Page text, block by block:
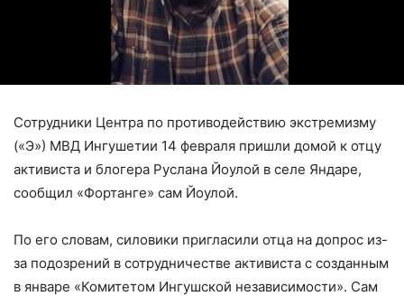
Сотрудники Центра по противодействию экстремизму
(«Э») МВД Ингушетии 14 февраля пришли домой к отцу
активиста и блогера Руслана Йоулой в селе Яндаре,
сообщил «Фортанге» сам Йоулой.
По его словам, силовики пригласили отца на допрос из-
за подозрений в сотрудничестве активиста с созданным
в январе «Комитетом Ингушской независимости». Сам